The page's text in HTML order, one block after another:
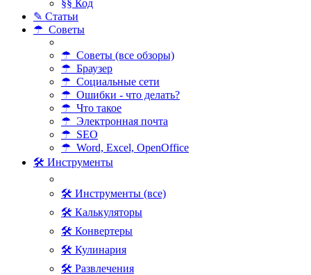
§§ Код
✎ Статьи
☂ Советы
☂ Советы (все обзоры)
☂ Браузер
☂ Социальные сети
☂ Ошибки - что делать?
☂ Что такое
☂ Электронная почта
☂ SEO
☂ Word, Excel, OpenOffice
🛠 Инструменты
🛠 Инструменты (все)
🛠 Калькуляторы
🛠 Конвертеры
🛠 Кулинария
🛠 Развлечения